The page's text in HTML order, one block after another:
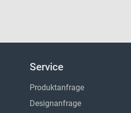
Service
Produktanfrage
Designanfrage